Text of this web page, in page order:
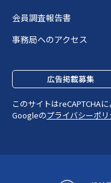
会員調査報告書
事務局へのアクセス
広告掲載募集
このサイトはreCAPTCHAに
Googleのプライバシーポリ